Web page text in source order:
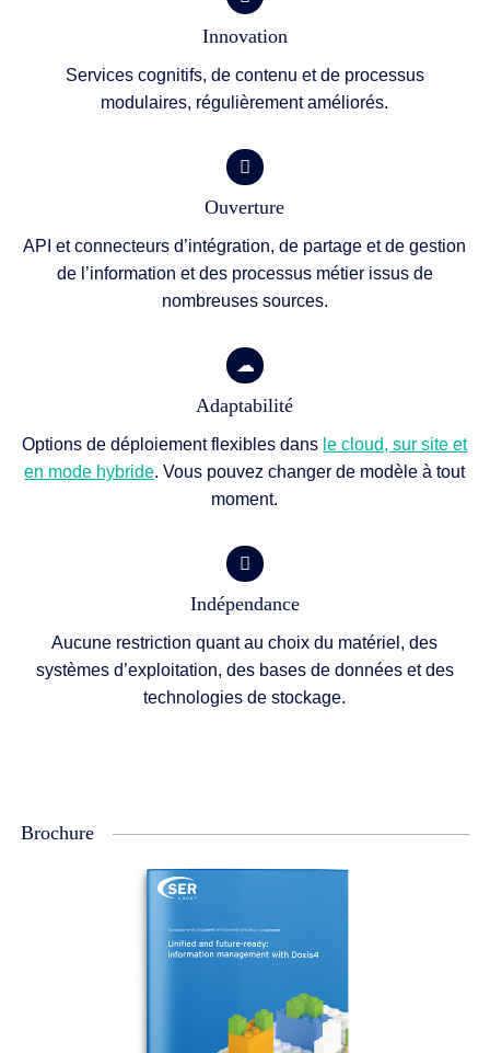
Innovation
Services cognitifs, de contenu et de processus
modulaires, régulièrement améliorés.
Ouverture
API et connecteurs d’intégration, de partage et de gestion
de l’information et des processus métier issus de
nombreuses sources.
Adaptabilité
Options de déploiement flexibles dans le cloud, sur site et
en mode hybride. Vous pouvez changer de modèle à tout
moment.
Indépendance
Aucune restriction quant au choix du matériel, des
systèmes d’exploitation, des bases de données et des
technologies de stockage.
Brochure